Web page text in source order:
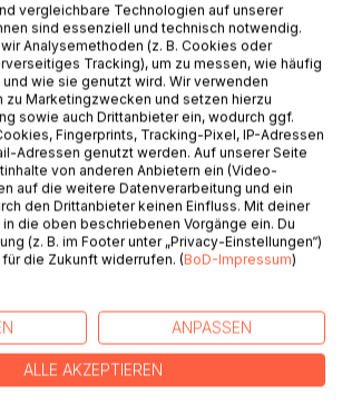
zwischen Cyberpunk und
Banalität und Essay, Minimalismus
vergleichbare Technologien auf unserer
sind essenziell und technisch notwendig.
Analysemethoden (z. B. Cookies oder
Tracking), um zu messen, wie häufig
wie sie genutzt wird. Wir verwenden
zu Marketingzwecken und setzen hierzu
sowie auch Drittanbieter ein, wodurch ggf.
Fingerprints, Tracking-Pixel, IP-Adressen
Adressen genutzt werden. Auf unserer Seite
von anderen Anbietern ein (Video-
auf die weitere Datenverarbeitung und ein
den Drittanbieter keinen Einfluss. Mit deiner
die oben beschriebenen Vorgänge ein. Du
(z. B. im Footer unter „Privacy-Einstellungen“)
die Zukunft widerrufen. (BoD-Impressum)
ANPASSEN
ALLE AKZEPTIEREN